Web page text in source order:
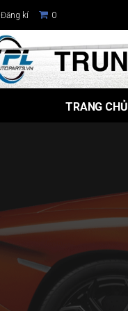
Đăng kí 0
TRANG CHỦ